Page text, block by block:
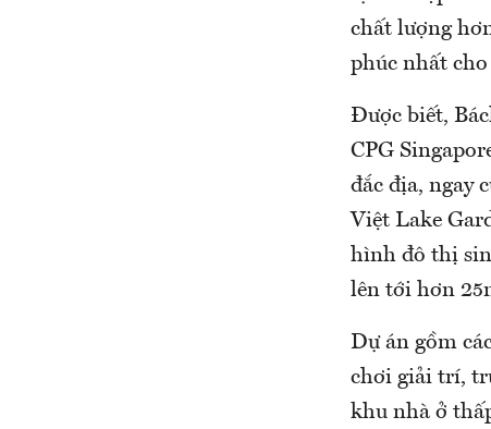
chất lượng
phúc nhất cho
Được biết,
CPG
đắc địa, ngay
Việt Lake
hình đô thị
lên tới hơn
Dự án gồm
chơi giải trí,
khu nhà ở